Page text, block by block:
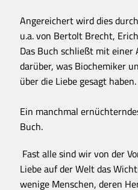
Angereichert wird dies
u.a. von Bertolt Brecht,
Das Buch schließt mit
darüber, was Biochemiker
über die Liebe gesagt haben.
Ein manchmal
Buch.
Fast alle sind wir von der
Liebe auf der Welt das
wenige Menschen, deren